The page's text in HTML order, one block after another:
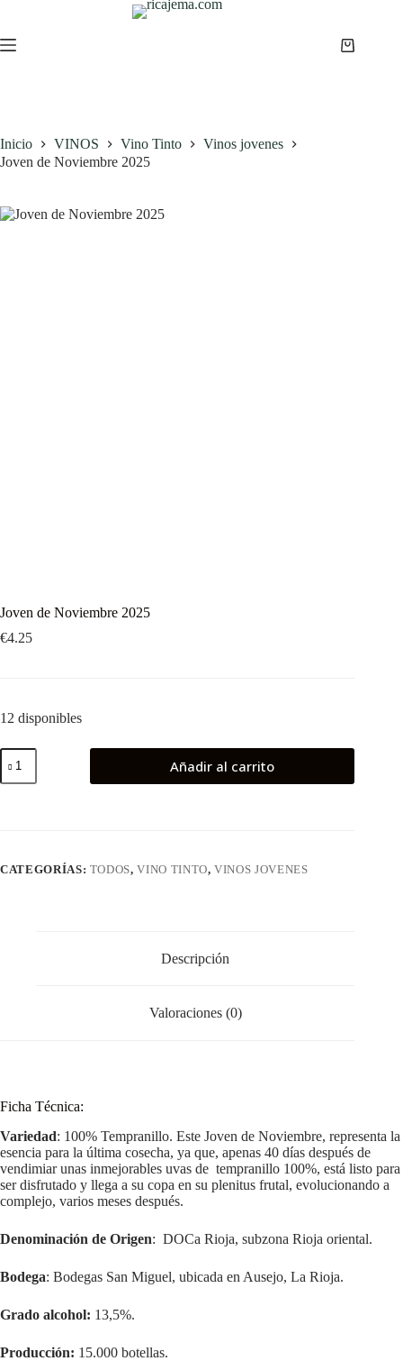
contenido
Carro
Inicio VINOS Vino Tinto
Vinos jovenes
Joven de Noviembre 2025
Joven de Noviembre 2025
€4.25
12 disponibles
Joven
de
Noviembre
Añadir al carrito
CATEGORÍAS: TODOS,VINO TINTO,VINOS JOVENES
Descripción
Valoraciones (0)
Ficha Técnica:
Variedad: 100% Tempranillo. Este Joven de Noviembre, representa la
esencia para la última cosecha, ya que, apenas 40 días después de
vendimiar unas inmejorables uvas de tempranillo 100%, está listo para
ser disfrutado y llega a su copa en su plenitus frutal, evolucionando a
complejo, varios meses después.
Denominación de Origen: DOCa Rioja, subzona Rioja oriental.
Bodega: Bodegas San Miguel, ubicada en Ausejo, La Rioja.
Grado alcohol: 13,5%.
Producción: 15.000 botellas.